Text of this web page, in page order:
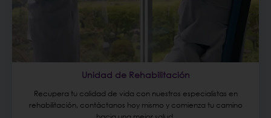
Unidad de Rehabilitación
Recupera tu calidad de vida con nuestros especialistas en
rehabilitación, contáctanos hoy mismo y comienza tu camino